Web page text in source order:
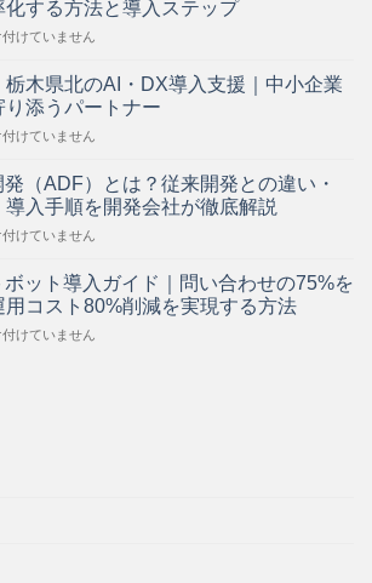
化する方法と導入ステップ
けていません
栃木県北のAI・DX導入支援｜中小企業
り添うパートナー
けていません
（ADF）とは？従来開発との違い・
導入手順を開発会社が徹底解説
けていません
ット導入ガイド｜問い合わせの75%を
用コスト80%削減を実現する方法
けていません